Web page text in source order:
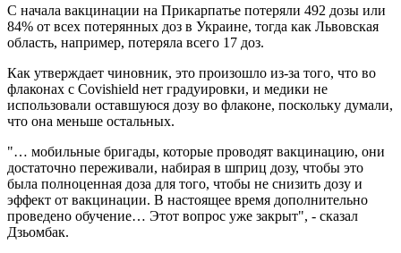
С начала вакцинации на Прикарпатье потеряли 492 дозы или
84% от всех потерянных доз в Украине, тогда как Львовская
область, например, потеряла всего 17 доз.
Как утверждает чиновник, это произошло из-за того, что во
флаконах с Covishield нет градуировки, и медики не
использовали оставшуюся дозу во флаконе, поскольку думали,
что она меньше остальных.
"… мобильные бригады, которые проводят вакцинацию, они
достаточно переживали, набирая в шприц дозу, чтобы это
была полноценная доза для того, чтобы не снизить дозу и
эффект от вакцинации. В настоящее время дополнительно
проведено обучение… Этот вопрос уже закрыт", - сказал
Дзьомбак.